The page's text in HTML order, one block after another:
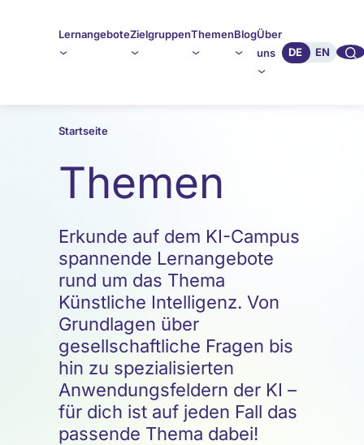
LernangeboteZielgruppenThemenBlogÜber
uns
DE EN 🔍︎︎
Startseite
Themen
Erkunde auf dem KI-Campus
spannende Lernangebote
rund um das Thema
Künstliche Intelligenz. Von
Grundlagen über
gesellschaftliche Fragen bis
hin zu spezialisierten
Anwendungsfeldern der KI –
für dich ist auf jeden Fall das
passende Thema dabei!